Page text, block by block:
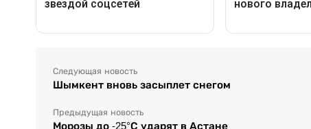
Следующая новость
Шымкент вновь засыплет снегом
Предыдущая новость
Морозы до -25°С ударят в Астане